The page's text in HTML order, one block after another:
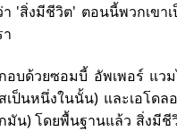
'สิ่งมีชีวิต' ตอนนี้พวกเข
อบด้วยซอมบี้ อัพเพอร์ แ
ป็นหนึ่งในนั้น) และเอโด
มัน) โดยพื้นฐานแล้ว สิ่งมี